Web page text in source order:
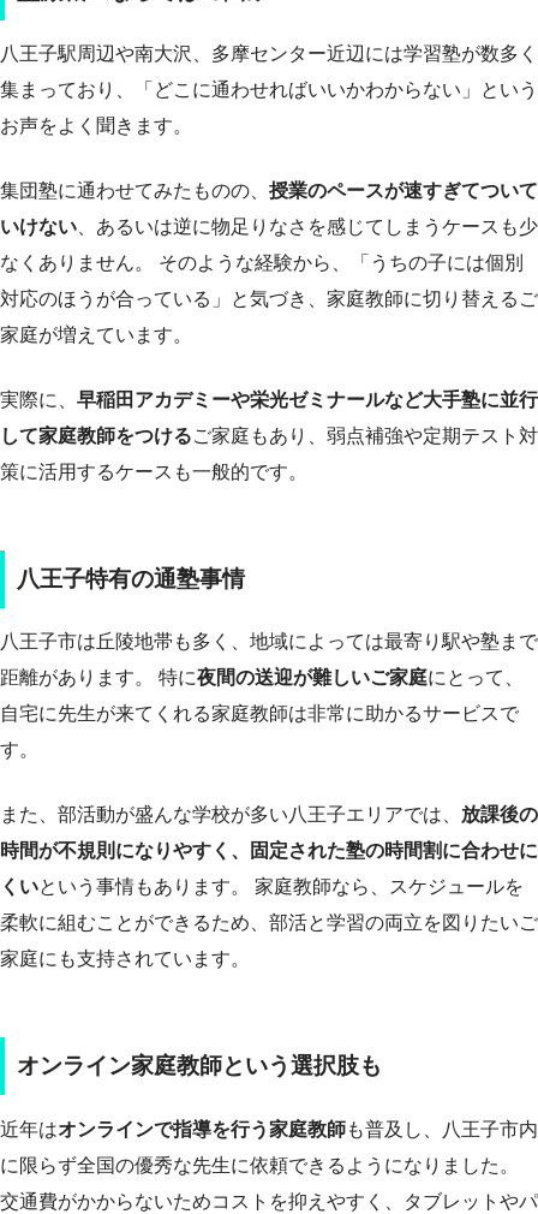
八王子駅周辺や南大沢、多摩センター近辺には学習塾が数多く
集まっており、「どこに通わせればいいかわからない」という
お声をよく聞きます。
集団塾に通わせてみたものの、 授業のペースが速すぎてついて
いけない 、あるいは逆に物足りなさを感じてしまうケースも少
なくありません。 そのような経験から、「うちの子には個別
対応のほうが合っている」と気づき、家庭教師に切り替えるご
家庭が増えています。
実際に、 早稲田アカデミーや栄光ゼミナールなど大手塾に並行
して家庭教師をつけるご家庭もあり、弱点補強や定期テスト対
策に活用するケースも一般的です。
八王子特有の通塾事情
八王子市は丘陵地帯も多く、地域によっては最寄り駅や塾まで
距離があります。 特に夜間の送迎が難しいご家庭にとって、
自宅に先生が来てくれる家庭教師は非常に助かるサービスで
す。
また、部活動が盛んな学校が多い八王子エリアでは、 放課後の
時間が不規則になりやすく、固定された塾の時間割に合わせに
くいという事情もあります。 家庭教師なら、スケジュールを
柔軟に組むことができるため、部活と学習の両立を図りたいご
家庭にも支持されています。
オンライン家庭教師という選択肢も
近年はオンラインで指導を行う家庭教師も普及し、八王子市内
に限らず全国の優秀な先生に依頼できるようになりました。
交通費がかからないためコストを抑えやすく、タブレットやパ